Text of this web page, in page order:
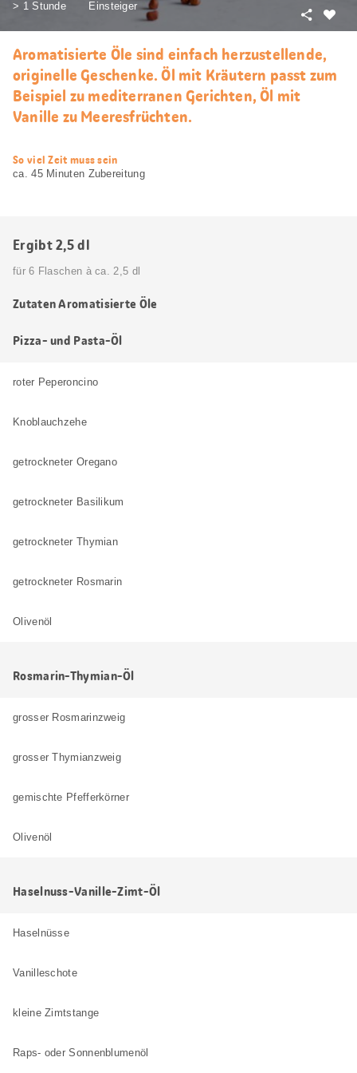
> 1 Stunde
Einsteiger
Teilen
Aromatisierte Öle sind einfach herzustellende,
originelle Geschenke. Öl mit Kräutern passt zum
Beispiel zu mediterranen Gerichten, Öl mit
Vanille zu Meeresfrüchten.
web.recipe.accessibilityTitle
So viel Zeit muss sein
ca. 45 Minuten Zubereitung
Ergibt 2,5 dl
für 6 Flaschen à ca. 2,5 dl
Zutaten Aromatisierte Öle
Pizza- und Pasta-Öl
roter Peperoncino
Knoblauchzehe
getrockneter Oregano
getrockneter Basilikum
getrockneter Thymian
getrockneter Rosmarin
Olivenöl
Rosmarin-Thymian-Öl
grosser Rosmarinzweig
grosser Thymianzweig
gemischte Pfefferkörner
Olivenöl
Haselnuss-Vanille-Zimt-Öl
Haselnüsse
Vanilleschote
kleine Zimtstange
Raps- oder Sonnenblumenöl